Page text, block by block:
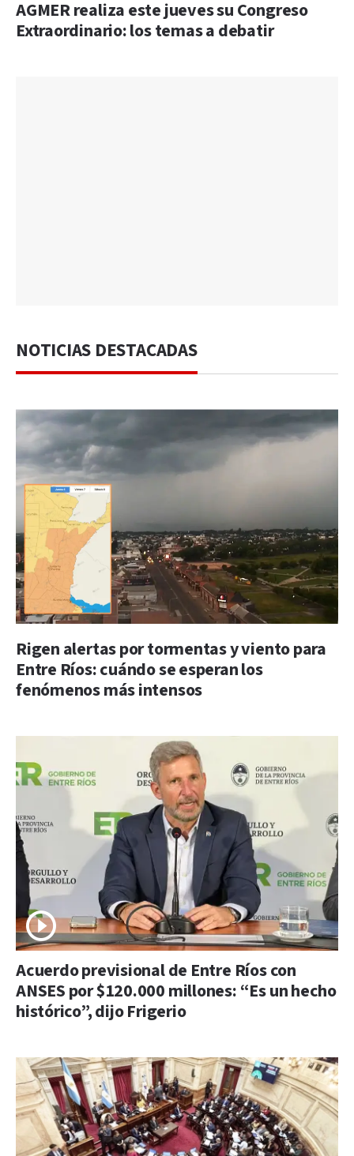
AGMER realiza este jueves su Congreso
Extraordinario: los temas a debatir
NOTICIAS DESTACADAS
Rigen alertas por tormentas y viento para
Entre Ríos: cuándo se esperan los
fenómenos más intensos
Acuerdo previsional de Entre Ríos con
ANSES por $120.000 millones: “Es un hecho
histórico”, dijo Frigerio